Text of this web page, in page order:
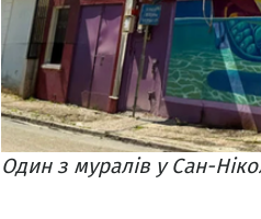
Один з муралів у Сан-